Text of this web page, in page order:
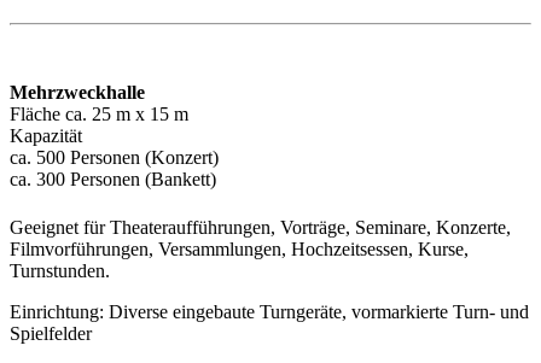
Mehrzweckhalle
Fläche ca. 25 m x 15 m
Kapazität
ca. 500 Personen (Konzert)
ca. 300 Personen (Bankett)
Geeignet für Theateraufführungen, Vorträge, Seminare, Konzerte,
Filmvorführungen, Versammlungen, Hochzeitsessen, Kurse,
Turnstunden.
Einrichtung: Diverse eingebaute Turngeräte, vormarkierte Turn- und
Spielfelder